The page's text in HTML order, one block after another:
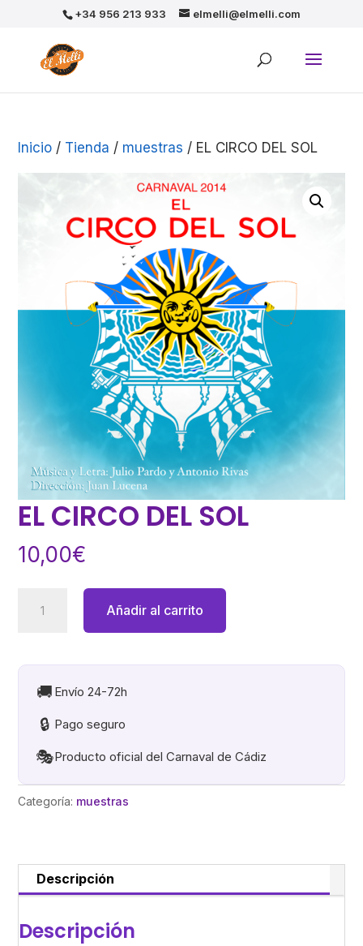
+34 956 213 933 elmelli@elmelli.com
Inicio / Tienda / muestras / EL CIRCO DEL SOL
EL CIRCO DEL SOL
10,00€
CIRCO
SOL
cantidad
Añadir al carrito
🚚 Envío 24-72h
🔒 Pago seguro
🎭Producto oficial del Carnaval de Cádiz
Categoría: muestras
Descripción
Descripción